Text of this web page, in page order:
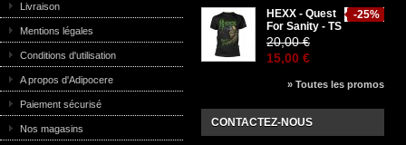
Livraison
Mentions légales
Conditions d'utilisation
A propos d'Adipocere
Paiement sécurisé
Nos magasins
-25%
HEXX - Quest
For Sanity - TS
20,00 €
15,00 €
» Toutes les promos
CONTACTEZ-NOUS